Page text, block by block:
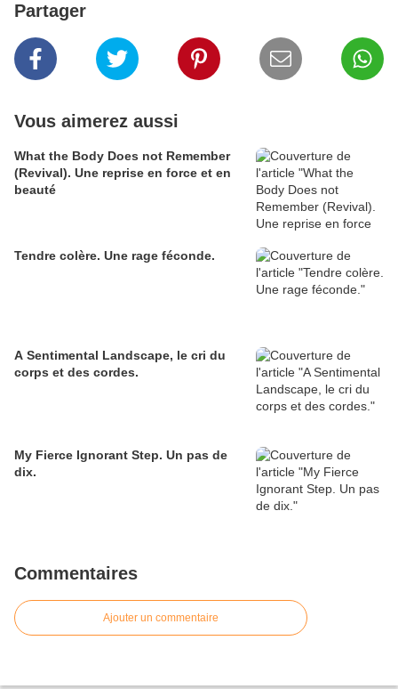
Partager
Vous aimerez aussi
What the Body Does not Remember
(Revival). Une reprise en force et en
beauté
Tendre colère. Une rage féconde.
A Sentimental Landscape, le cri du
corps et des cordes.
My Fierce Ignorant Step. Un pas de
dix.
Commentaires
Ajouter un commentaire